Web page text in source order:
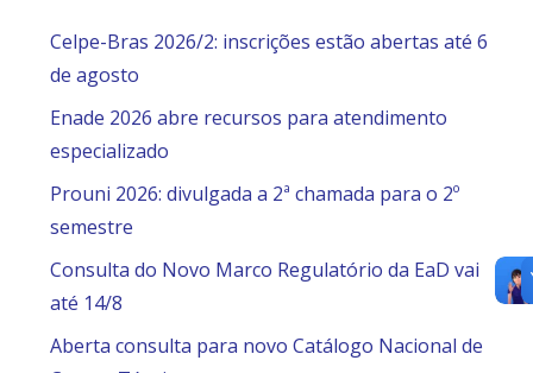
Celpe-Bras 2026/2: inscrições estão abertas até 6
de agosto
Enade 2026 abre recursos para atendimento
especializado
Prouni 2026: divulgada a 2ª chamada para o 2º
semestre
Consulta do Novo Marco Regulatório da EaD vai
até 14/8
Aberta consulta para novo Catálogo Nacional de